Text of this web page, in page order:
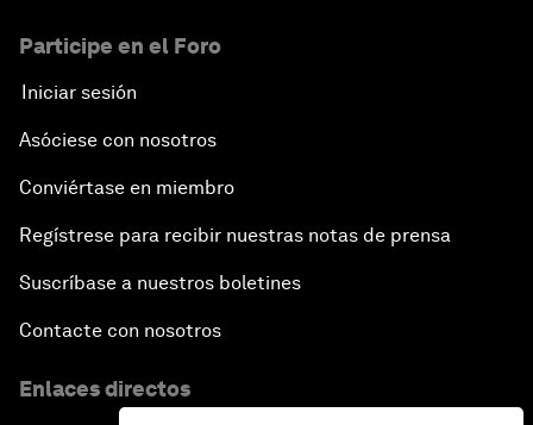
Participe en el Foro
Iniciar sesión
Asóciese con nosotros
Conviértase en miembro
Regístrese para recibir nuestras notas de prensa
Suscríbase a nuestros boletines
Contacte con nosotros
Enlaces directos